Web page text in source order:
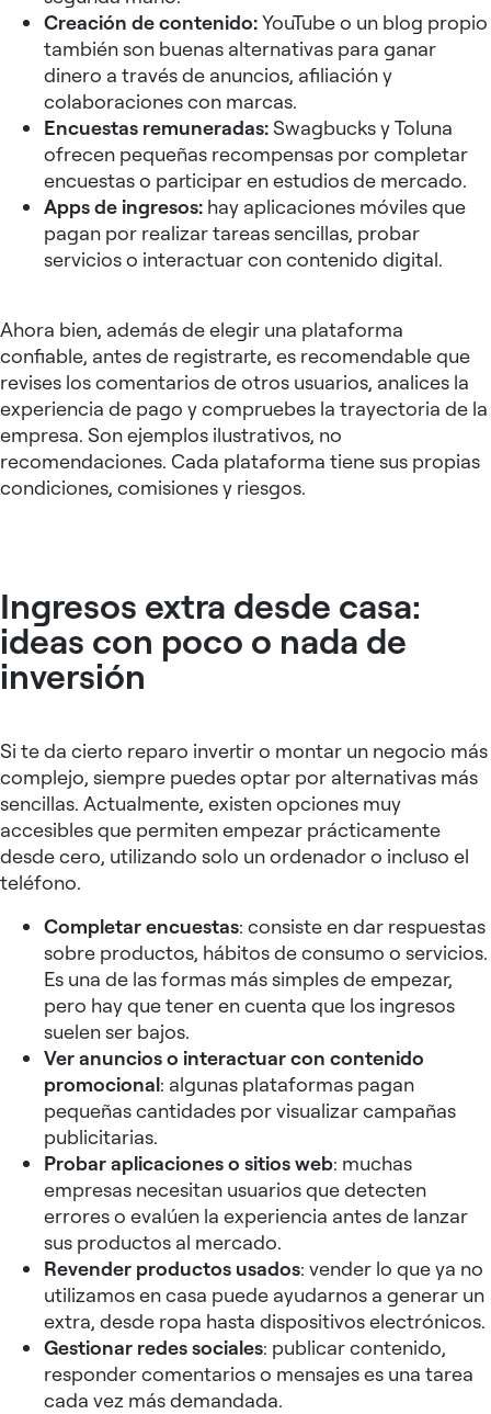
Creación de contenido:YouTube o un blog propio
también son buenas alternativas para ganar
dinero a través de anuncios, afiliación y
colaboraciones con marcas.
Encuestas remuneradas: Swagbucks y Toluna
ofrecen pequeñas recompensas por completar
encuestas o participar en estudios de mercado.
Apps de ingresos: hay aplicaciones móviles que
pagan por realizar tareas sencillas, probar
servicios o interactuar con contenido digital.
Ahora bien, además de elegir una plataforma
confiable, antes de registrarte, es recomendable que
revises los comentarios de otros usuarios, analices la
experiencia de pago y compruebes la trayectoria de la
empresa. Son ejemplos ilustrativos, no
recomendaciones. Cada plataforma tiene sus propias
condiciones, comisiones y riesgos.
Ingresos extra desde casa:
ideas con poco o nada de
inversión
Si te da cierto reparo invertir o montar un negocio más
complejo, siempre puedes optar por alternativas más
sencillas. Actualmente, existen opciones muy
accesibles que permiten empezar prácticamente
desde cero, utilizando solo un ordenador o incluso el
teléfono.
Completar encuestas: consiste en dar respuestas
sobre productos, hábitos de consumo o servicios.
Es una de las formas más simples de empezar,
pero hay que tener en cuenta que los ingresos
suelen ser bajos.
Ver anuncios o interactuar con contenido
promocional: algunas plataformas pagan
pequeñas cantidades por visualizar campañas
publicitarias.
Probar aplicaciones o sitios web: muchas
empresas necesitan usuarios que detecten
errores o evalúen la experiencia antes de lanzar
sus productos al mercado.
Revender productos usados: vender lo que ya no
utilizamos en casa puede ayudarnos a generar un
extra, desde ropa hasta dispositivos electrónicos.
Gestionar redes sociales: publicar contenido,
responder comentarios o mensajes es una tarea
cada vez más demandada.